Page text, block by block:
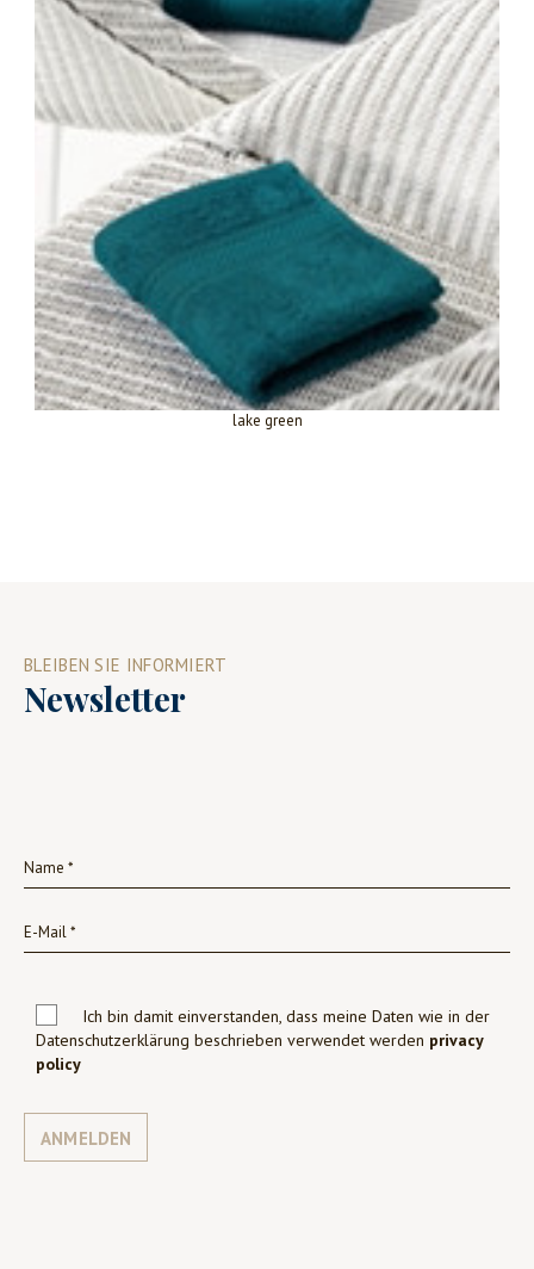
lake green
BLEIBEN SIE INFORMIERT
Newsletter
Ich bin damit einverstanden, dass meine Daten wie in der
Datenschutzerklärung beschrieben verwendet werden privacy
policy
ANMELDEN